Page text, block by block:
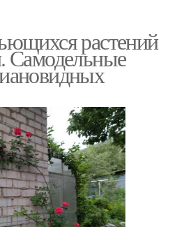
растений
Самодельные